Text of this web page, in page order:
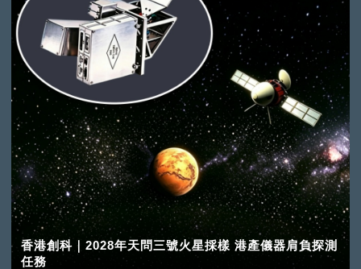
香港創科｜2028年天問三號火星採樣 港產儀器肩負探測
任務